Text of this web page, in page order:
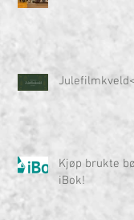
Kjøp brukte
iBok!